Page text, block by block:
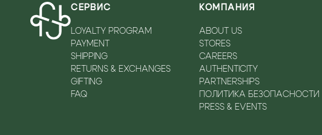
СЕРВИС
LOYALTY PROGRAM
PAYMENT
SHIPPING
RETURNS & EXCHANGES
GIFTING
FAQ
КОМПАНИЯ
ABOUT US
STORES
CAREERS
AUTHENTICITY
PARTNERSHIPS
ПОЛИТИКА БЕЗОПАСНОСТИ
PRESS & EVENTS